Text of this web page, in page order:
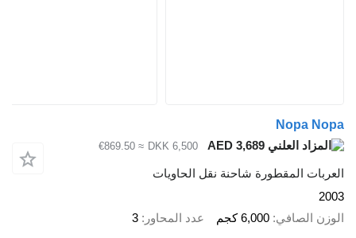
Nopa Nopa
DKK 6,500
≈ €869.50
العربات المقطورة شاحنة نقل الحاويات
2003
الوزن الصافي 6,000 كجم عدد المحاور 3